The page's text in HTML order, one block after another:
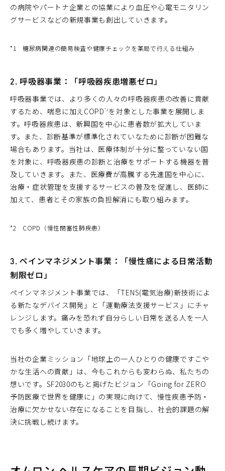
の病院やパートナ企業との協業により血圧や心電モニタリン
グサービスなどの新規事業も創出していきます。
*1 糖尿病関連の簡易検査や健康チェックを薬局で行える仕組み
2. 呼吸器事業：「呼吸器疾患増悪ゼロ」
呼吸器事業では、より多くの人々の呼吸器疾患の改善に貢献
するため、喘息に加えCOPD *2 を対象とした事業を展開しま
す。呼吸器疾患は、新興国を中心に患者数が拡大していま
す。また、診断基準が標準化されていなために診断が困難な
場合もあります。当社は、医療体制が十分に整っていない国
を対象に、呼吸器疾患の診断と治療をサポートする機器を普
及していきます。また、医療費が高騰する先進国を中心に、
治療・症状管理を支援するサービスの普及を促進し、医師に
加えて、患者とその家族の負担解消にも取り組みます。
*2 COPD（慢性閉塞性肺疾患）
3. ペインマネジメント事業：「慢性痛による日常活動
制限ゼロ」
ペインマネジメント事業では、「TENS(電気治療)新技術によ
る新たなデバイス開発」と「運動療法支援サービス」にチャ
レンジします。痛みを恐れず自分らしい日常を送る人を一人
でも多く増やしていきます。
当社の企業ミッション「地球上の一人ひとりの健康ですこや
かな生活への貢献」は、今もこれからも変わらぬ、私たちの
想いです。SF2030のもと掲げたビジョン「Going for ZERO
予防医療で世界を健康に」の実現に向けて、慢性疾患予防・
治療に欠かせない存在になることを目指し、社会的課題の解
決に挑戦し続けます。